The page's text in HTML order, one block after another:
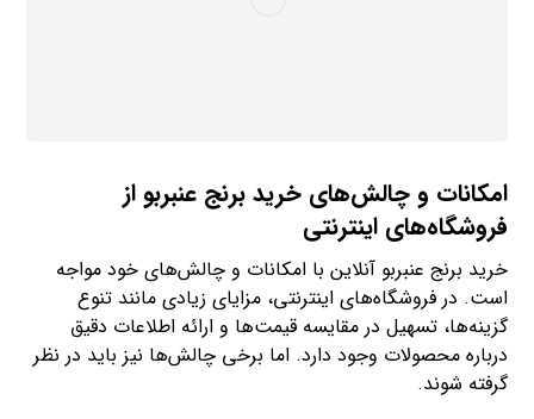
امکانات و چالش‌های خرید برنج عنبربو از
فروشگاه‌های اینترنتی
خرید برنج عنبربو آنلاین با امکانات و چالش‌های خود مواجه
است. در فروشگاه‌های اینترنتی، مزایای زیادی مانند تنوع
گزینه‌ها، تسهیل در مقایسه قیمت‌ها و ارائه اطلاعات دقیق
درباره محصولات وجود دارد. اما برخی چالش‌ها نیز باید در نظر
گرفته شوند.